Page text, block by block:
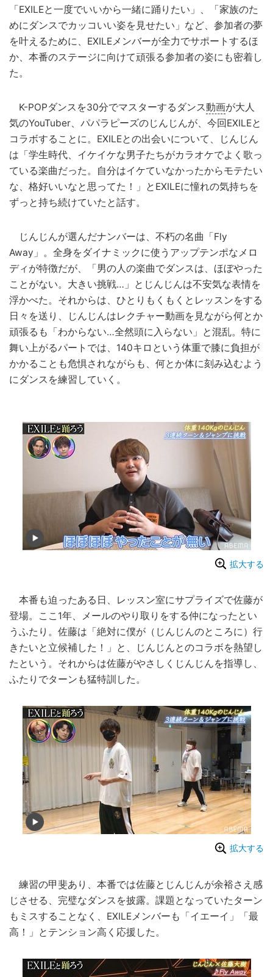
「EXILEと一度でいいから一緒に踊りたい」、「家族のた
めにダンスでカッコいい姿を見せたい」など、参加者の夢
を叶えるために、EXILEメンバーが全力でサポートするほ
か、本番のステージに向けて頑張る参加者の姿にも密着し
た。
K-POPダンスを30分でマスターするダンス動画が大人
気のYouTuber、パパラピーズのじんじんが、今回EXILEと
コラボすることに。EXILEとの出会いについて、じんじん
は「学生時代、イケイケな男子たちがカラオケでよく歌っ
ている楽曲だった。自分はイケていなかったからモテたい
な、格好いいなと思ってた！」とEXILEに憧れの気持ちを
ずっと持ち続けていたと話す。
じんじんが選んだナンバーは、不朽の名曲「Fly
Away」。全身をダイナミックに使うアップテンポなメロ
ディが特徴だが、「男の人の楽曲でダンスは、ほぼやった
ことがない。大きい挑戦…」とじんじんは不安気な表情を
浮かべた。それからは、ひとりもくもくとレッスンをする
日々を送り、じんじんはレクチャー動画を見ながら何とか
頑張るも「わからない…全然頭に入らない」と混乱。特に
舞い上がるパートでは、140キロという体重で膝に負担が
かかることも危惧されながらも、何とか体に刻み込むよう
にダンスを練習していく。
拡大する
本番も迫ったある日、レッスン室にサプライズで佐藤が
登場。ここ1年、メールのやり取りをする仲になったとい
うふたり。佐藤は「絶対に僕が（じんじんのところに）行
きたいと立候補した！」と、じんじんとのコラボを熱望し
たという。それからは佐藤がやさしくじんじんを指導し、
ふたりでターンも猛特訓した。
拡大する
練習の甲斐あり、本番では佐藤とじんじんが余裕さえ感
じさせる、完璧なダンスを披露。課題となっていたターン
もミスすることなく、EXILEメンバーも「イエーイ」「最
高！」とテンション高く応援した。